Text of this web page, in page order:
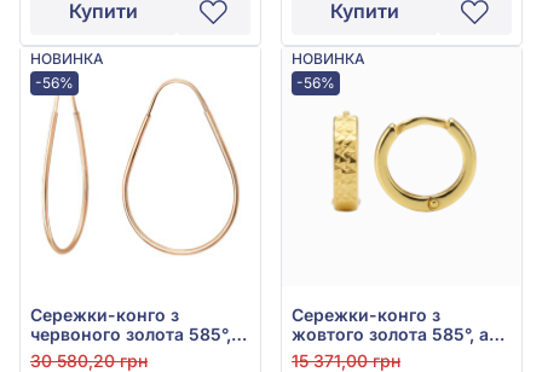
Купити Купити
НОВИНКА
-56%
Сережки-конго з
червоного золота 585°,
арт. 460012
30 580,20 грн
НОВИНКА
-56%
Сережки-конго з
жовтого золота 585°, арт.
470334М
15 371,00 грн